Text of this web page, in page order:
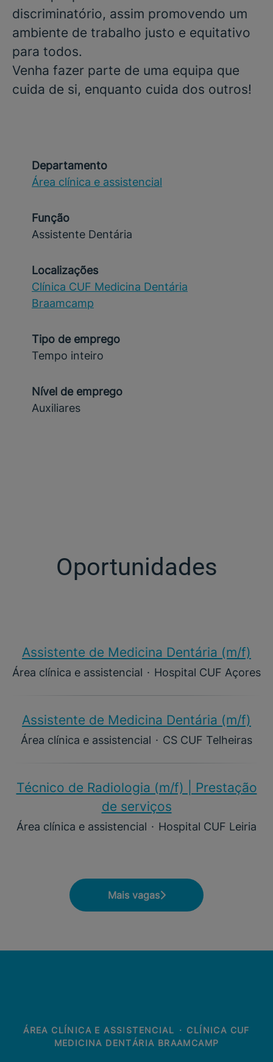
discriminatório, assim promovendo um
ambiente de trabalho justo e equitativo
para todos.
Venha fazer parte de uma equipa que
cuida de si, enquanto cuida dos outros!
Departamento
Área clínica e assistencial
Função
Assistente Dentária
Localizações
Clínica CUF Medicina Dentária
Braamcamp
Tipo de emprego
Tempo inteiro
Nível de emprego
Auxiliares
Oportunidades
Assistente de Medicina Dentária (m/f)​
Área clínica e assistencial · Hospital CUF Açores
Assistente de Medicina Dentária (m/f)​
Área clínica e assistencial · CS CUF Telheiras
Técnico de Radiologia (m/f) | Prestação
de serviços
Área clínica e assistencial · Hospital CUF Leiria
Mais vagas
ÁREA CLÍNICA E ASSISTENCIAL · CLÍNICA CUF
MEDICINA DENTÁRIA BRAAMCAMP